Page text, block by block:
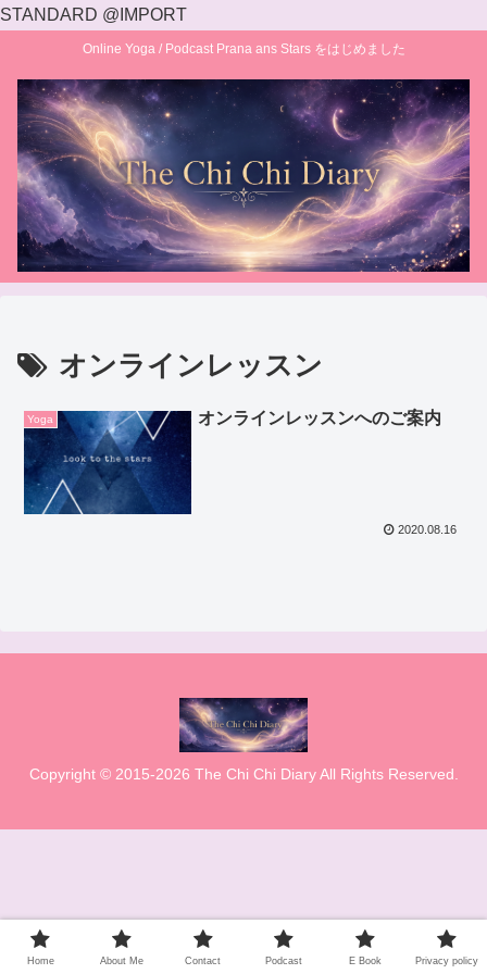
STANDARD @IMPORT
Online Yoga / Podcast Prana ans Stars をはじめました
オンラインレッスン
Yoga オンラインレッスンへのご案内
2020.08.16
Copyright © 2015-2026 The Chi Chi Diary All Rights Reserved.
Home About Me Contact Podcast E Book Privacy policy